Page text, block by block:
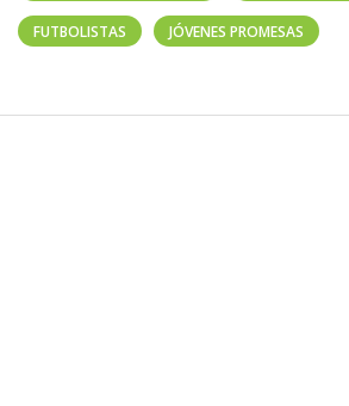
FUTBOLISTAS JÓVENES PROMESAS